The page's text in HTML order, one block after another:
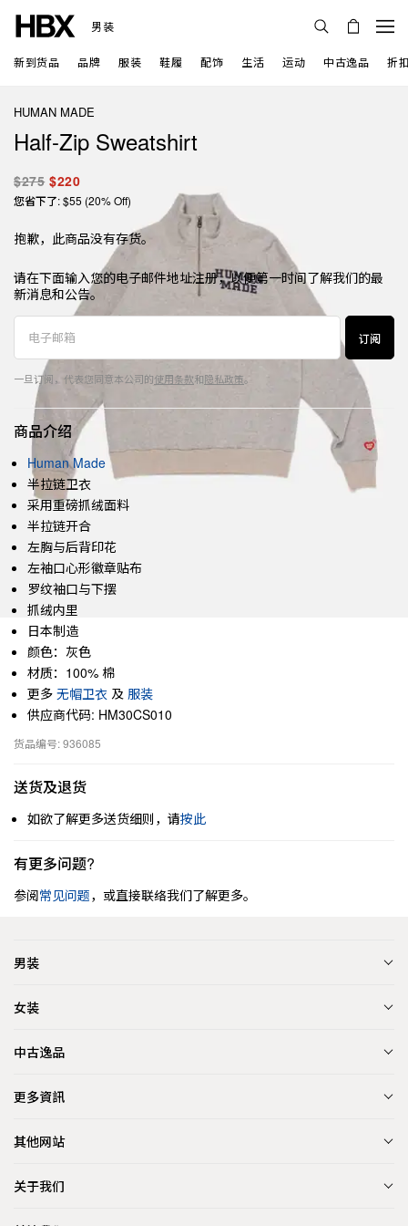
男装
新到货品 品牌 服装 鞋履 配饰 生活 运动 中古逸品 折
HUMAN MADE
Half-Zip Sweatshirt
$275 $220
您省下了: $55 (20% Off)
抱歉，此商品没有存货。
请在下面输入您的电子邮件地址注册，以便第一时间了解我们的最
新消息和公告。
订阅
一旦订阅，代表您同意本公司的使用条款和隐私政策。
商品介绍
Human Made
半拉链卫衣
采用重磅抓绒面料
半拉链开合
左胸与后背印花
左袖口心形徽章贴布
罗纹袖口与下摆
抓绒内里
日本制造
颜色：灰色
材质：100% 棉
更多 无帽卫衣 及 服装
供应商代码: HM30CS010
货品编号: 936085
送货及退货
如欲了解更多送货细则，请按此
有更多问题?
参阅常见问题，或直接联络我们了解更多。
男装
女装
中古逸品
更多資訊
其他网站
关于我们